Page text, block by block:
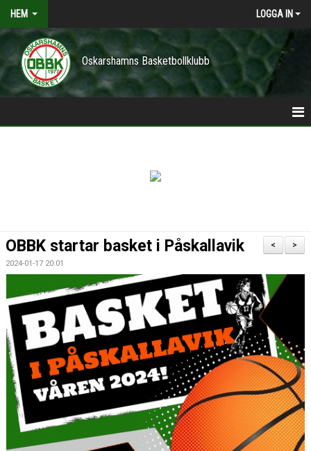
HEM LOGGA IN
Oskarshamns Basketbollklubb
VÅRA LAG/TRÄNARE
KONTAKT
KALENDER
MATCHER
MEDLEMSSKAP
HJÄLPFOND
>
<
OBBK startar basket i Påskallavik
2024-01-17 20:01